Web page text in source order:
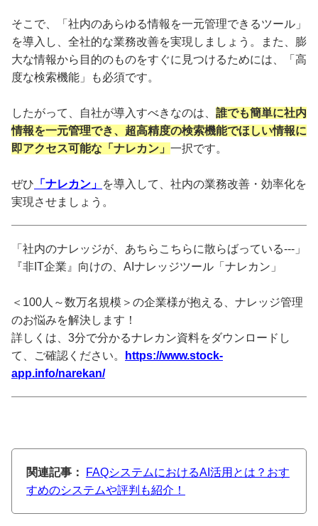
そこで、「社内のあらゆる情報を一元管理できるツール」
を導入し、全社的な業務改善を実現しましょう。また、膨
大な情報から目的のものをすぐに見つけるためには、「高
度な検索機能」も必須です。
したがって、自社が導入すべきなのは、 誰でも簡単に社内
情報を一元管理でき、超高精度の検索機能でほしい情報に
即アクセス可能な「ナレカン」 一択です。
ぜひ 「ナレカン」 を導入して、社内の業務改善・効率化を
実現させましょう。
「社内のナレッジが、あちらこちらに散らばっている---」
『非IT企業』向けの、AIナレッジツール「ナレカン」
＜100人～数万名規模＞の企業様が抱える、ナレッジ管理
のお悩みを解決します！
詳しくは、3分で分かるナレカン資料をダウンロードし
て、ご確認ください。
https://www.stock-
app.info/narekan/
関連記事：
FAQシステムにおけるAI活用とは？おす
すめのシステムや評判も紹介！